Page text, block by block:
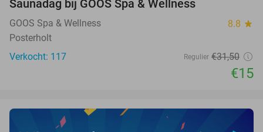
TODAY
Saunadag bij GOOS Spa & Wellness
GOOS Spa & Wellness 8.8 star
Posterholt
Verkocht: 117
Regulier €31,50
€15